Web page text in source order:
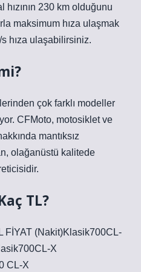
230 km olduğunu
maksimum hıza ulaşmak
hıza ulaşabilirsiniz.
çok farklı modeller
CFMoto, motosiklet ve
mantıksız
olağanüstü kalitede
TL?
FİYAT (Nakit)Klasik700CL-
X
CL-X